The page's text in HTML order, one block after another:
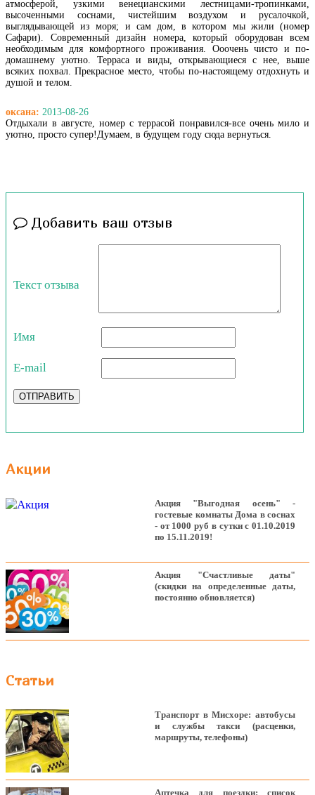
атмосферой, узкими венецианскими лестницами-тропинками,
высоченными соснами, чистейшим воздухом и русалочкой,
выглядывающей из моря; и сам дом, в котором мы жили (номер
Сафари). Современный дизайн номера, который оборудован всем
необходимым для комфортного проживания. Ооочень чисто и по-
домашнему уютно. Терраса и виды, открывающиеся с нее, выше
всяких похвал. Прекрасное место, чтобы по-настоящему отдохнуть и
душой и телом.
оксана: 2013-08-26
Отдыхали в августе, номер с террасой понравился-все очень мило и
уютно, просто супер!Думаем, в будущем году сюда вернуться.
Добавить ваш отзыв
Текст отзыва
Имя
E-mail
ОТПРАВИТЬ
Акции
Акция "Выгодная осень" -
гостевые комнаты Дома в соснах
- от 1000 руб в сутки с 01.10.2019
по 15.11.2019!
Акция "Счастливые даты"
(скидки на определенные даты,
постоянно обновляется)
Статьи
Транспорт в Мисхоре: автобусы
и службы такси (расценки,
маршруты, телефоны)
Аптечка для поездки: список